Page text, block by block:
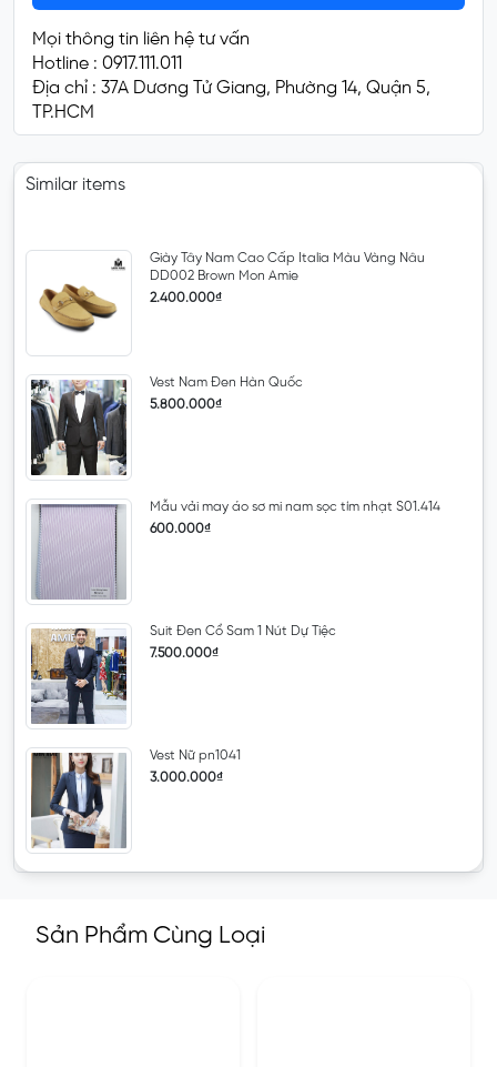
Mọi thông tin liên hệ tư vấn
Hotline : 0917.111.011
Địa chỉ : 37A Dương Tử Giang, Phường 14, Quận 5,
TP.HCM
Similar items
Giày Tây Nam Cao Cấp Italia Màu Vàng Nâu
DD002 Brown Mon Amie
2.400.000₫
Vest Nam Đen Hàn Quốc
5.800.000₫
Mẫu vải may áo sơ mi nam sọc tím nhạt S01.414
600.000₫
Suit Đen Cổ Sam 1 Nút Dự Tiệc
7.500.000₫
Vest Nữ pn1041
3.000.000₫
Sản Phẩm Cùng Loại